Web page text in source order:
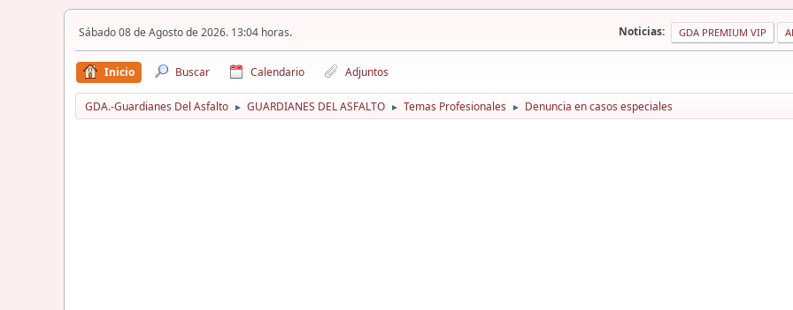
Sábado 08 de Agosto de 2026. 13:04 horas. Noticias: GDA PREMIUM VIP
Inicio Buscar Calendario Adjuntos
GDA.-Guardianes Del Asfalto ► GUARDIANES DEL ASFALTO ► Temas Profesionales ► Denuncia en casos especiales